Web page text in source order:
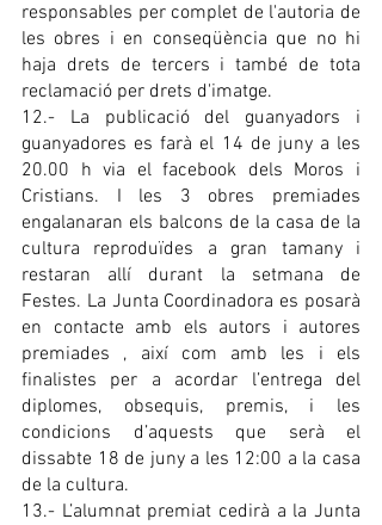
responsables per complet de l'autoria de
les obres i en conseqüència que no hi
haja drets de tercers i també de tota
reclamació per drets d'imatge.
12.- La publicació del guanyadors i
guanyadores es farà el 14 de juny a les
20.00 h via el facebook dels Moros i
Cristians. I les 3 obres premiades
engalanaran els balcons de la casa de la
cultura reproduïdes a gran tamany i
restaran allí durant la setmana de
Festes. La Junta Coordinadora es posarà
en contacte amb els autors i autores
premiades , així com amb les i els
finalistes per a acordar l’entrega del
diplomes, obsequis, premis, i les
condicions d’aquests que serà el
dissabte 18 de juny a les 12:00 a la casa
de la cultura.
13.- L’alumnat premiat cedirà a la Junta